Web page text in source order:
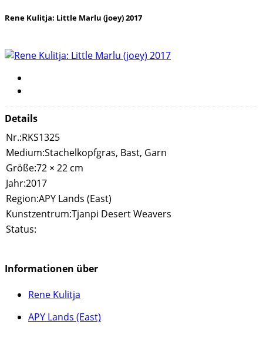
Rene Kulitja: Little Marlu (joey) 2017
Details
Nr.:RKS1325
Medium:Stachelkopfgras, Bast, Garn
Größe:72 × 22 cm
Jahr:2017
Region:APY Lands (East)
Kunstzentrum:Tjanpi Desert Weavers
Status:
Informationen über
Rene Kulitja
APY Lands (East)